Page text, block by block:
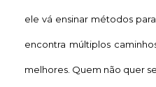
ele vá ensinar métodos
encontra múltiplos
melhores. Quem não quer